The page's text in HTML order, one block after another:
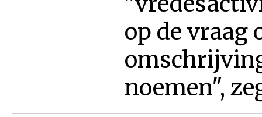
op de vraag
noemen",